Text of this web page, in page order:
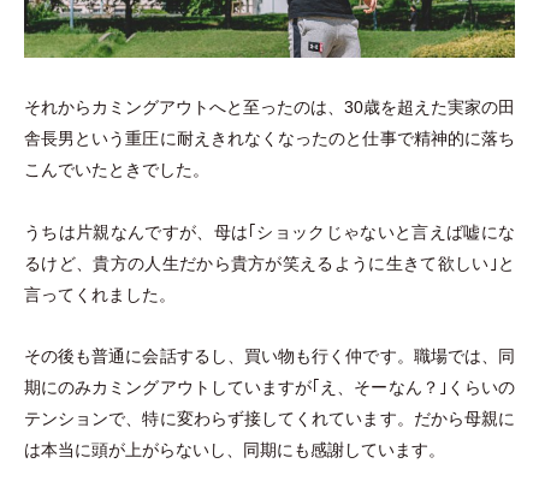
それからカミングアウトへと至ったのは、30歳を超えた実家の田
舎長男という重圧に耐えきれなくなったのと仕事で精神的に落ち
こんでいたときでした。
うちは片親なんですが、母は｢ショックじゃないと言えば嘘にな
るけど、貴方の人生だから貴方が笑えるように生きて欲しい｣と
言ってくれました。
その後も普通に会話するし、買い物も行く仲です。職場では、同
期にのみカミングアウトしていますが｢え、そーなん？｣くらいの
テンションで、特に変わらず接してくれています。だから母親に
は本当に頭が上がらないし、同期にも感謝しています。